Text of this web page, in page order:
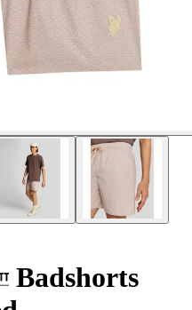
Badshorts